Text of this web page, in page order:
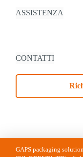
ASSISTENZA
CONTATTI
GAPS packaging